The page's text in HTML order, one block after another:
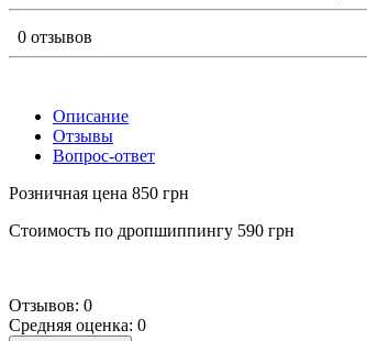
0 отзывов
Описание
Отзывы
Вопрос-ответ
Розничная цена 850 грн
Стоимость по дропшиппингу 590 грн
Отзывов: 0
Средняя оценка: 0